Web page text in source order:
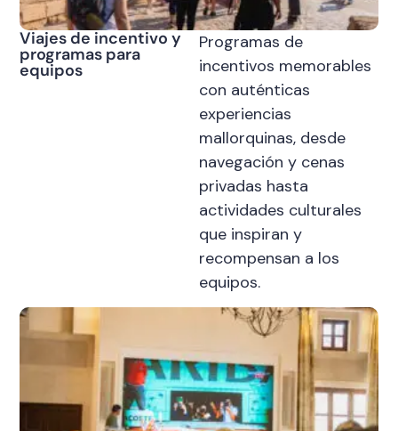
Viajes de incentivo y
programas para
equipos
Programas de
incentivos memorables
con auténticas
experiencias
mallorquinas, desde
navegación y cenas
privadas hasta
actividades culturales
que inspiran y
recompensan a los
equipos.